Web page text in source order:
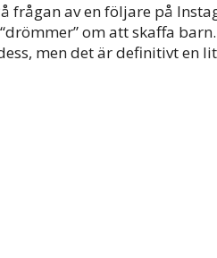
frågan av en följare på
om att skaffa
men det är definitivt en